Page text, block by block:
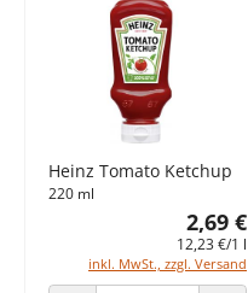
Heinz Tomato Ketchup
220 ml
2,69 €
12,23 €/1 l
inkl. MwSt., zzgl. Versand